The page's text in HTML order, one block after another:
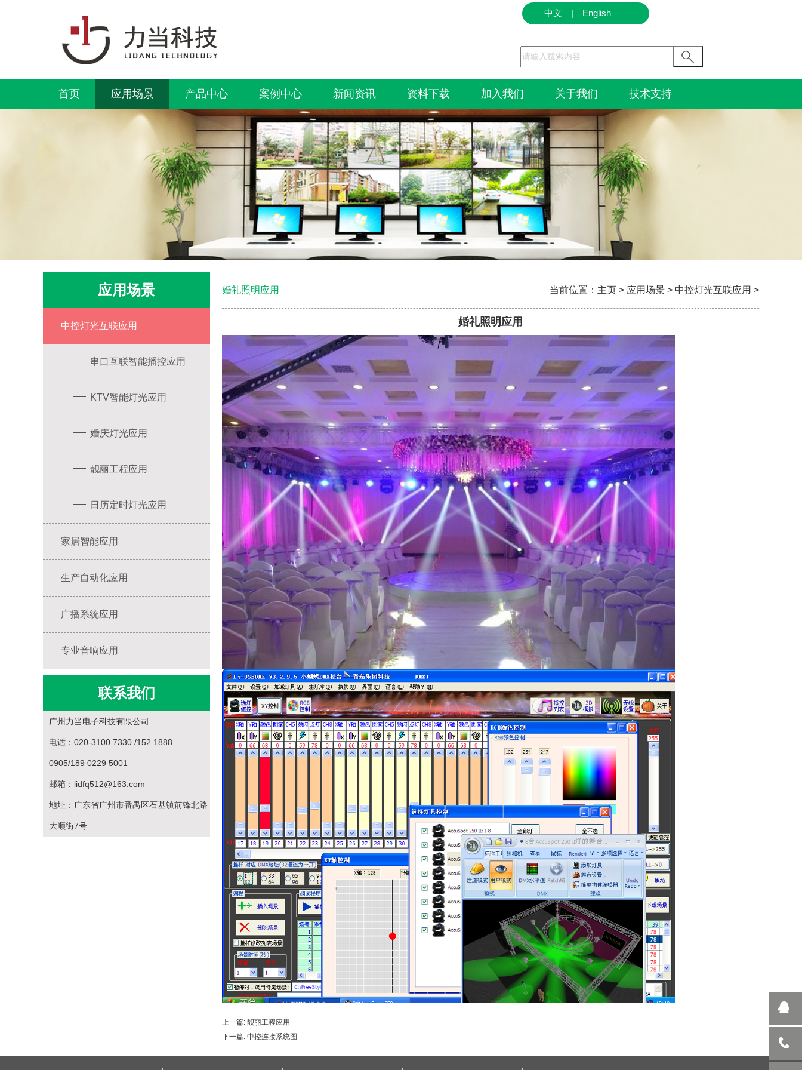
中文 | English
首页 应用场景 产品中心 案例中心 新闻资讯 资料下载 加入我们 关于我们 技术支持
应用场景
中控灯光互联应用
串口互联智能播控应用
KTV智能灯光应用
婚庆灯光应用
靓丽工程应用
日历定时灯光应用
家居智能应用
生产自动化应用
广播系统应用
专业音响应用
联系我们
广州力当电子科技有限公司
电话：020-3100 7330 /152 1888
0905/189 0229 5001
邮箱：lidfq512@163.com
地址：广东省广州市番禺区石基镇前锋北路
大顺街7号
婚礼照明应用 当前位置： 主页 > 应用场景 > 中控灯光互联应用 >
婚礼照明应用
上一篇: 靓丽工程应用
下一篇: 中控连接系统图